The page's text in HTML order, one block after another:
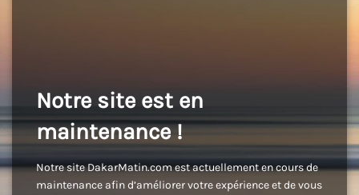
Notre site est en
maintenance !
Notre site DakarMatin.com est actuellement en cours de
maintenance afin d’améliorer votre expérience et de vous